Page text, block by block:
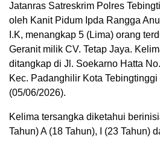
Jatanras Satreskrim Polres
oleh Kanit Pidum Ipda Rangga
I.K, menangkap 5 (Lima) orang
Geranit milik CV. Tetap Jaya.
ditangkap di Jl. Soekarno Hatta
Kec. Padanghilir Kota
(05/06/2026).
Kelima tersangka diketahui
Tahun) A (18 Tahun), I (23 Tahun)